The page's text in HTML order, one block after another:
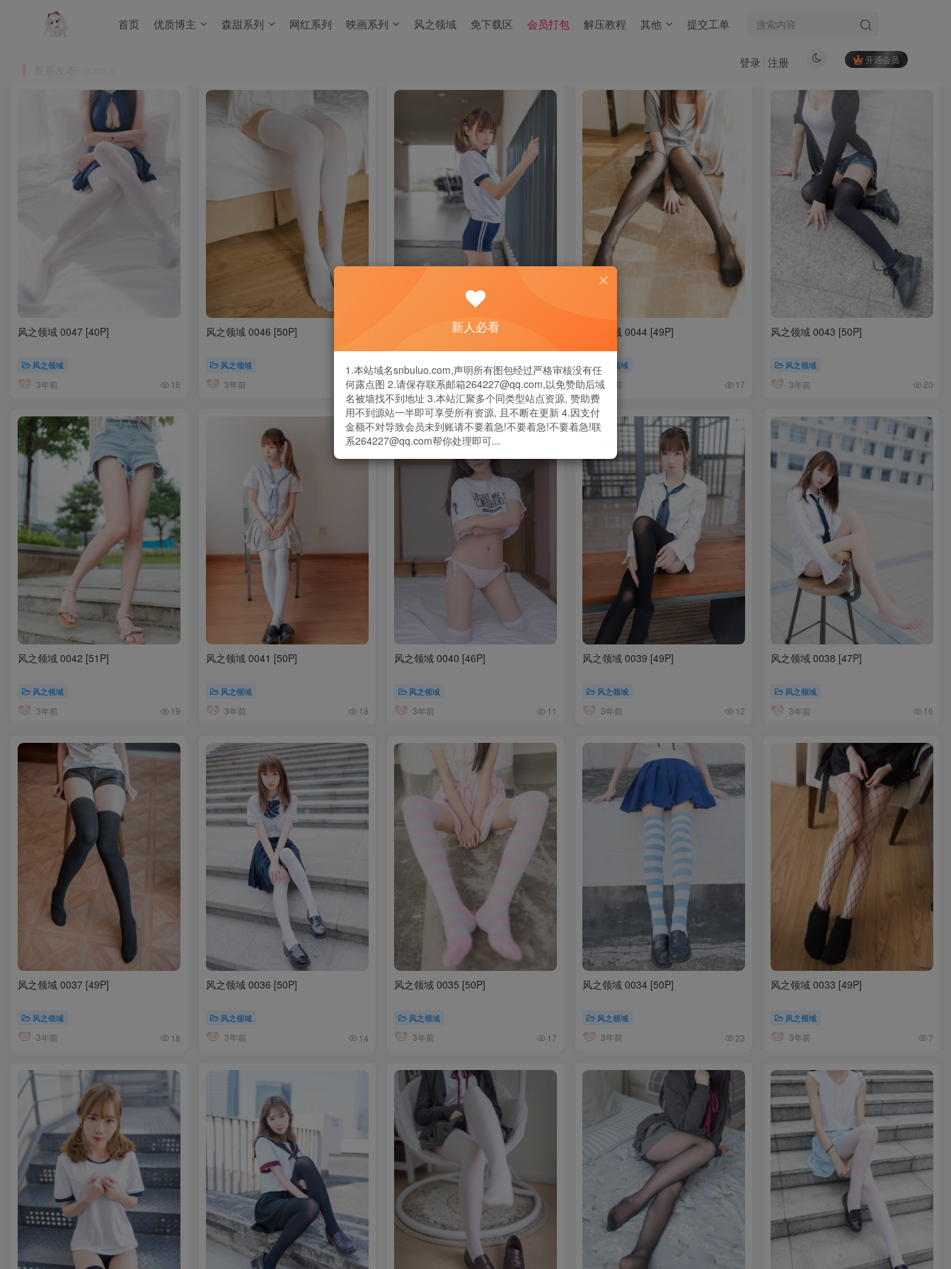
首页 优质博主 森甜系列 网红系列 映画系列 风之领域 免下载区 会员打包 解压教程 其他 提交工单
开通会员
登录 注册
风之领域 0047 [40P]
风之领域
3年前 16
风之领域 0046 [50P]
风之领域
3年前 18
风之领域 0045 [50P]
风之领域
3年前 27
风之领域 0044 [49P]
风之领域
3年前 17
风之领域 0043 [50P]
风之领域
3年前 20
风之领域 0042 [51P]
风之领域
3年前 19
风之领域 0041 [50P]
风之领域
3年前 18
风之领域 0040 [46P]
风之领域
3年前 11
风之领域 0039 [49P]
风之领域
3年前 12
风之领域 0038 [47P]
风之领域
3年前 16
风之领域 0037 [49P]
风之领域
3年前 18
风之领域 0036 [50P]
风之领域
3年前 14
风之领域 0035 [50P]
风之领域
3年前 17
风之领域 0034 [50P]
风之领域
3年前 23
风之领域 0033 [49P]
风之领域
3年前 7
新人必看
1.本站域名snbuluo.com,声明所有图包经过严格审核没有任
何露点图 2.请保存联系邮箱264227@qq.com,以免赞助后域
名被墙找不到地址 3.本站汇聚多个同类型站点资源, 赞助费
用不到源站一半即可享受所有资源, 且不断在更新 4.因支付
金额不对导致会员未到账请不要着急!不要着急!不要着急!联
系264227@qq.com帮你处理即可...